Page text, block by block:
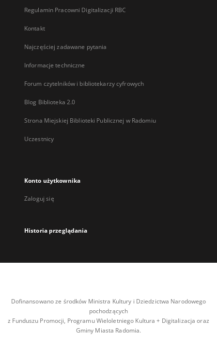
Regulamin Pracowni Digitalizacji RBC
Kontakt
Najczęściej zadawane pytania
Informacje techniczne
Forum czytelników i bibliotekarzy cyfrowych
Blog Biblioteka 2.0
Strona Miejskiej Biblioteki Publicznej w Radomiu
Uczestnicy
Konto użytkownika
Zaloguj się
Historia przeglądania
Dofinansowano ze środków Ministra Kultury i Dziedzictwa Narodowego
pochodzących
z Funduszu Promocji, Programu Wieloletniego Kultura + Digitalizacja oraz
Gminy Miasta Radomia.